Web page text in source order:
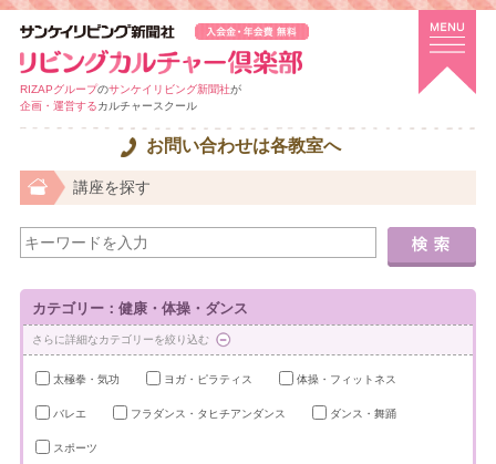
RIZAPグループのサンケイリビング新聞社が
企画・運営するカルチャースクール
お問い合わせは各教室へ
講座を探す
カテゴリー：健康・体操・ダンス
さらに詳細なカテゴリーを絞り込む
太極拳・気功 ヨガ・ピラティス 体操・フィットネス
バレエ フラダンス・タヒチアンダンス ダンス・舞踊
スポーツ